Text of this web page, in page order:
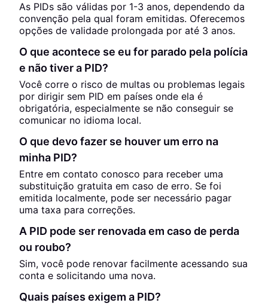
As PIDs são válidas por 1-3 anos, dependendo da
convenção pela qual foram emitidas. Oferecemos
opções de validade prolongada por até 3 anos.
O que acontece se eu for parado pela polícia
e não tiver a PID?
Você corre o risco de multas ou problemas legais
por dirigir sem PID em países onde ela é
obrigatória, especialmente se não conseguir se
comunicar no idioma local.
O que devo fazer se houver um erro na
minha PID?
Entre em contato conosco para receber uma
substituição gratuita em caso de erro. Se foi
emitida localmente, pode ser necessário pagar
uma taxa para correções.
A PID pode ser renovada em caso de perda
ou roubo?
Sim, você pode renovar facilmente acessando sua
conta e solicitando uma nova.
Quais países exigem a PID?